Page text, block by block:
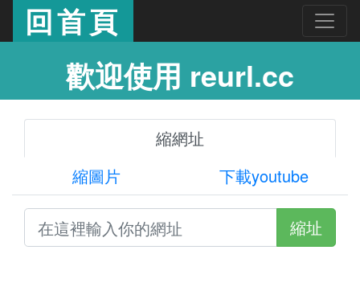
回首頁
歡迎使用 reurl.cc
縮網址
縮圖片
下載youtube
縮址